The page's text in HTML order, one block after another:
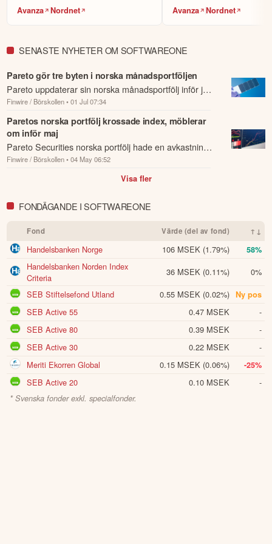
aktier som globala. Sök fram det instrument du vill handla
sen önskad position.
information för att utvecklas, däribland utbildningskurser via
eToro Academy, nyheter, smidiga verktyg och ett av
världens största sociala investerarforum.
ÖPPNA KONTO
KOPIERA TOPPINVESTERARE
dina investeringar kan gå upp eller ner. Du riskerar ditt kapital.
Avanza Nordnet Avanza Nordnet
SENASTE NYHETER OM SOFTWAREONE
Pareto gör tre byten i norska månadsportföljen
Pareto uppdaterar sin norska månadsportfölj inför juli
genom att ta in Nordic Semiconductor, Norbit och
Sentia, samtidigt som Europris och S...
Finwire / Börskollen • 01 Jul 07:34
Paretos norska portfölj krossade index, möblerar
om inför maj
Pareto Securities norska portfölj hade en avkastning
på 3,9 procent under april och kom därmed att klart
överprestera sitt jämförelseindex O...
Finwire / Börskollen • 04 May 06:52
Visa fler
FONDÄGANDE I SOFTWAREONE
Fond Värde (del av fond) ↑↓
Handelsbanken Norge 106 MSEK (1.79%) 58%
Handelsbanken Norden Index
Criteria
36 MSEK (0.11%)
0%
SEB Stiftelsefond Utland
0.55 MSEK (0.02%) Ny pos
SEB Active 55 0.47 MSEK
-
SEB Active 80
0.39 MSEK
-
SEB Active 30
0.22 MSEK
-
Meriti Ekorren Global
0.15 MSEK (0.06%) -25%
SEB Active 20 0.10 MSEK -
* Svenska fonder exkl. specialfonder.